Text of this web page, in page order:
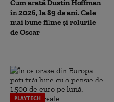
Cum arată Dustin Hoffman
în 2026, la 89 de ani. Cele
mai bune filme și rolurile
de Oscar
PLAYTECH